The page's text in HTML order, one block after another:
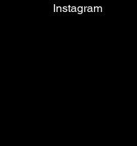
Instagram